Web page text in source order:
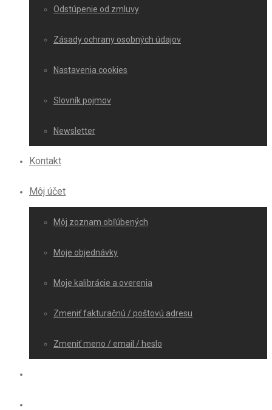
Odstúpenie od zmluvy
Zásady ochrany osobných údajov
Nastavenia cookies
Slovník pojmov
Newsletter
Kontakt
Môj účet
Môj zoznam obľúbených
Moje objednávky
Moje kalibrácie a overenia
Zmeniť fakturačnú / poštovú adresu
Zmeniť meno / email / heslo